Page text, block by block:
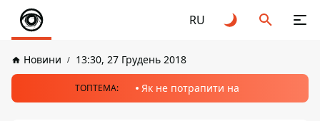
RU
Новини 13:30, 27 Грудень 2018
ТОПТЕМА: Як не потрапити на